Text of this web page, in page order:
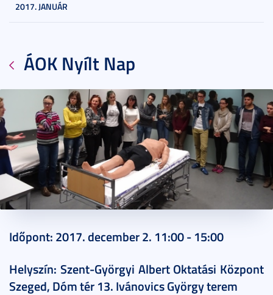
2017. JANUÁR
ÁOK Nyílt Nap
Időpont: 2017. december 2. 11:00 - 15:00
Helyszín: Szent-Györgyi Albert Oktatási Központ
Szeged, Dóm tér 13. Ivánovics György terem